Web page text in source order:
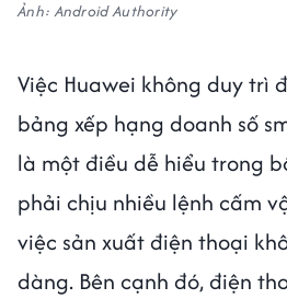
Ảnh: Android Authority
Việc Huawei không duy trì
bảng xếp hạng doanh số
là một điều dễ hiểu trong
phải chịu nhiều lệnh cấm
việc sản xuất điện thoại
dàng. Bên cạnh đó, điện